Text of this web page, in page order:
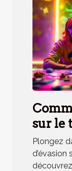
sur le
héros
Plongez
d’évasion